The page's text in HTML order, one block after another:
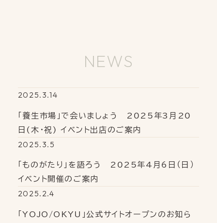
NEWS
2025.3.14
「養生市場」で会いましょう 2025年3月20
日(木・祝) イベント出店のご案内
2025.3.5
「ものがたり」を語ろう 2025年4月6日（日）
イベント開催のご案内
2025.2.4
「YOJO/OKYU」公式サイトオープンのお知ら